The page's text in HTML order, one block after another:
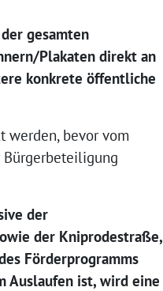
gesamten
Plakaten direkt an
konkrete öffentliche
werden, bevor vom
der
der Kniprodestraße,
Förderprogramms
Auslaufen ist, wird eine